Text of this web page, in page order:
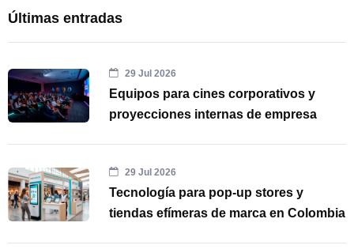
Últimas entradas
29 Jul 2026
Equipos para cines corporativos y
proyecciones internas de empresa
29 Jul 2026
Tecnología para pop-up stores y
tiendas efímeras de marca en Colombia